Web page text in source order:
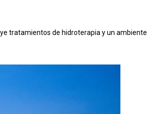
tratamientos de hidroterapia y un ambiente